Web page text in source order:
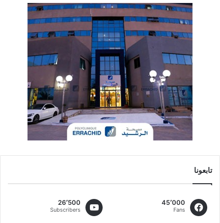
تابعونا
45٬000
Fans
26٬500
Subscribers